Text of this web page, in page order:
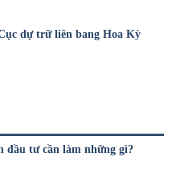
dự trữ liên bang Hoa Kỳ
đầu tư cần làm những gì?